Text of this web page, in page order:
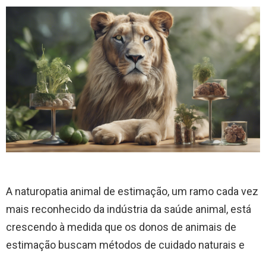
A naturopatia animal de estimação, um ramo cada vez
mais reconhecido da indústria da saúde animal, está
crescendo à medida que os donos de animais de
estimação buscam métodos de cuidado naturais e